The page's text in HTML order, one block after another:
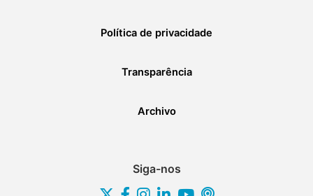
Política de privacidade
Transparência
Archivo
Siga-nos